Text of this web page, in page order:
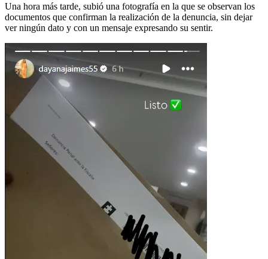
Una hora más tarde, subió una fotografía en la que se observan los
documentos que confirman la realización de la denuncia, sin dejar
ver ningún dato y con un mensaje expresando su sentir.